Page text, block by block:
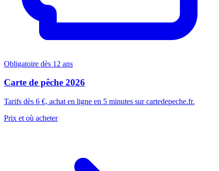
Obligatoire dès 12 ans
Carte de pêche 2026
Tarifs dès 6 €, achat en ligne en 5 minutes sur cartedepeche.fr.
Prix et où acheter